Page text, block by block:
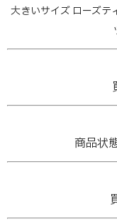
大きいサイズ ローズテ
商品状